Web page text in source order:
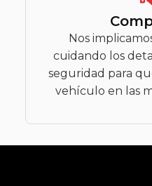
Nos
cuidando los
seguridad para
vehículo en las